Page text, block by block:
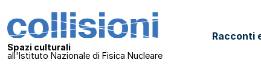
Navigazione principale
Collisioni – INFN
Spazi culturali
all'Istituto Nazionale di Fisica Nucleare
Racconti